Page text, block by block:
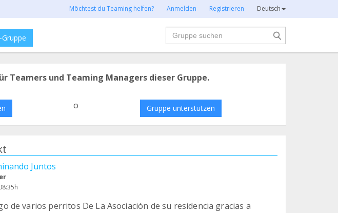
Möchtest du Teaming helfen? Anmelden Registrieren Deutsch
Suche
Teamers und Teaming Managers dieser Gruppe.
o Gruppe unterstützen
Juntos
de varios perritos De La Asociación de su residencia gracias a